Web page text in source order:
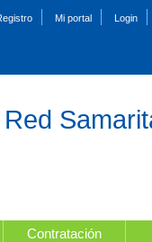
Mi portal Login
Red
Contratación